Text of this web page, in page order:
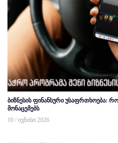
ბიზნესის ფინანსური უსაფრთხოება:
მონაცემებს
10 / ივნისი 2026